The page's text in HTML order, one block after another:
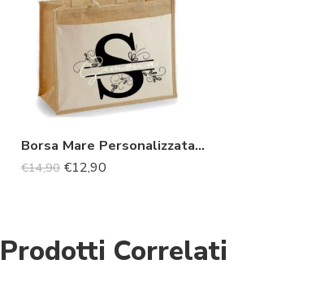
Borsa Mare Personalizzata con Nome
€14,90 €12,90
Prodotti Correlati